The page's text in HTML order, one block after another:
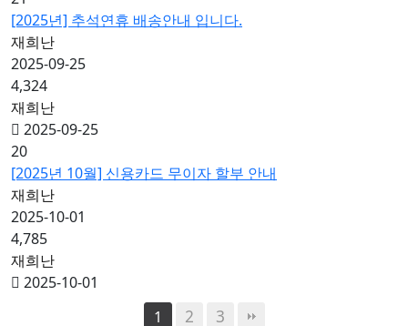
[2025년] 추석연휴 배송안내 입니다.
재희난
2025-09-25
4,324
재희난
2025-09-25
20
[2025년 10월] 신용카드 무이자 할부 안내
재희난
2025-10-01
4,785
재희난
2025-10-01
1
2 3